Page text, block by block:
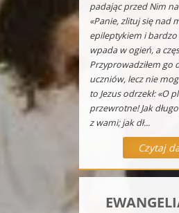
padając przed Nim
«Panie, zlituj się nad
epileptykiem i
wpada w ogień, a
Przyprowadziłem go
uczniów, lecz nie
to Jezus odrzekł: «O
przewrotne! Jak
z wami; jak dł...
Czytaj